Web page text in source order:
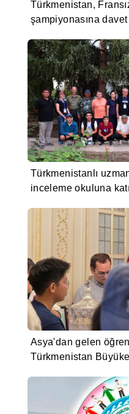
Türkmenistan,
şampiyonasına davet
Türkmenistanlı
inceleme okuluna
Asya'dan gelen
Türkmenistan